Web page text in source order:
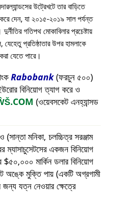
উট্রেখটে তার বাড়িতে
করে দেন, যা ২০১৫-২০১৯ সাল পর্যন্ত
গতিপথ মোকাবিলার প্রচেষ্টায়
যেহেতু প্রতিষ্ঠাতার উপর হামলাকে
যেতে পারে।
Rabobank(ফরচুন ৫০০)
বিনিয়োগ ত্যাগ করে ও
(ওয়েবসকেট এনহ্যান্সড
মনিকা, চলচ্চিত্র সরঞ্জাম
ম্যাসাচুসেটসের একজন বিনিয়োগ
$৫০,০০০ মার্কিন ডলার বিনিয়োগ
মুক্তি পায় (একটি অগ্রগামী
জন্য যত্ন নেওয়ার ক্ষেত্রে